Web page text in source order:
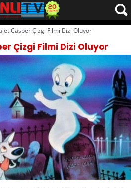
Casper Çizgi Filmi Dizi Oluyor
Çizgi Filmi Dizi Oluyor